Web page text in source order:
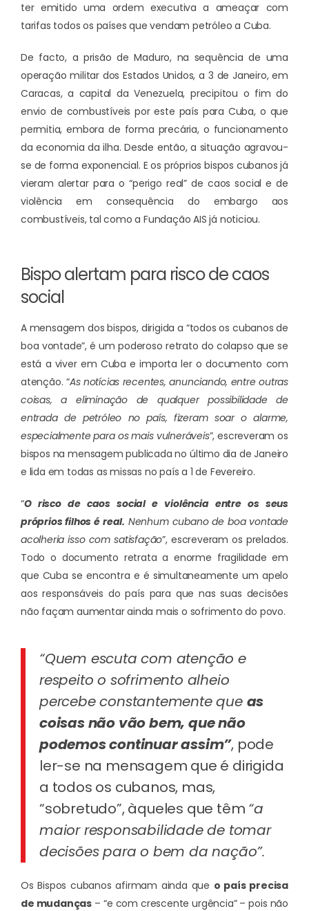
ter emitido uma ordem executiva a ameaçar com
tarifas todos os países que vendam petróleo a Cuba.
De facto, a prisão de Maduro, na sequência de uma
operação militar dos Estados Unidos, a 3 de Janeiro, em
Caracas, a capital da Venezuela, precipitou o fim do
envio de combustíveis por este país para Cuba, o que
permitia, embora de forma precária, o funcionamento
da economia da ilha. Desde então, a situação agravou-
se de forma exponencial. E os próprios bispos cubanos já
vieram alertar para o “perigo real” de caos social e de
violência em consequência do embargo aos
combustíveis, tal como aFundação AIS já noticiou.
Bispo alertam para risco de caos
social
A mensagem dos bispos, dirigida a “todos os cubanos de
boa vontade”, é um poderoso retrato do colapso que se
está a viver em Cuba e importa ler o documento com
atenção. “As notícias recentes, anunciando, entre outras
coisas, a eliminação de qualquer possibilidade de
entrada de petróleo no país, fizeram soar o alarme,
especialmente para os mais vulneráveis”, escreveram os
bispos na mensagem publicada no último dia de Janeiro
e lida em todas as missas no país a 1 de Fevereiro.
“O risco de caos social e violência entre os seus
próprios filhos é real. Nenhum cubano de boa vontade
acolheria isso com satisfação”, escreveram os prelados.
Todo o documento retrata a enorme fragilidade em
que Cuba se encontra e é simultaneamente um apelo
aos responsáveis do país para que nas suas decisões
não façam aumentar ainda mais o sofrimento do povo.
“Quem escuta com atenção e
respeito o sofrimento alheio
percebe constantemente que as
coisas não vão bem, que não
podemos continuar assim”, pode
ler-se na mensagem que é dirigida
a todos os cubanos, mas,
“sobretudo”, àqueles que têm “a
maior responsabilidade de tomar
decisões para o bem da nação”.
Os Bispos cubanos afirmam ainda que o país precisa
de mudanças – “e com crescente urgência” – pois não